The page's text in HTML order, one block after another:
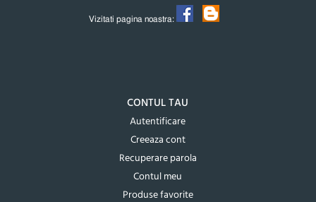
Vizitati pagina noastra:
CONTUL TAU
Autentificare
Creeaza cont
Recuperare parola
Contul meu
Produse favorite